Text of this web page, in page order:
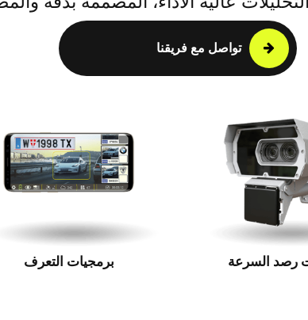
تواصل مع فريقنا
رصد السرعة برمجيات التعرف